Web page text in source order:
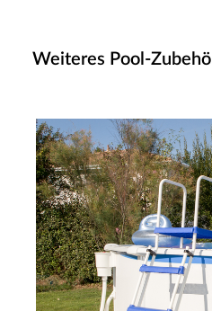
Weiteres Pool-